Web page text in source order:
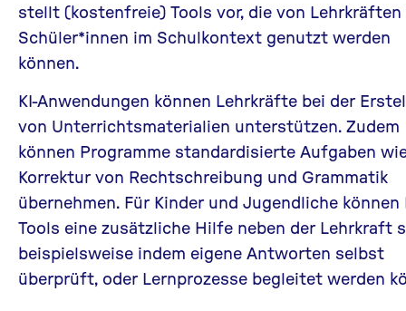
stellt (kostenfreie) Tools vor, die von Lehrkräften
Schüler*innen im Schulkontext genutzt werden
können.
KI-Anwendungen können Lehrkräfte bei der
von Unterrichtsmaterialien unterstützen. Zudem
können Programme standardisierte Aufgaben
Korrektur von Rechtschreibung und Grammatik
übernehmen. Für Kinder und Jugendliche können
Tools eine zusätzliche Hilfe neben der Lehrkraft
beispielsweise indem eigene Antworten selbst
überprüft, oder Lernprozesse begleitet werden